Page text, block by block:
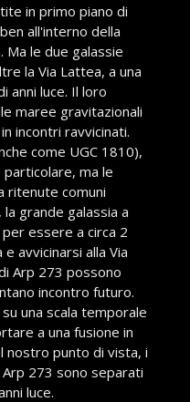
in primo piano di
all'interno della
Ma le due galassie
la Via Lattea, a una
anni luce. Il loro
maree gravitazionali
incontri ravvicinati.
come UGC 1810),
ma le
ritenute comuni
grande galassia a
essere a circa 2
avvicinarsi alla Via
Arp 273 possono
incontro futuro.
una scala temporale
a una fusione in
nostro punto di vista, i
273 sono separati
luce.